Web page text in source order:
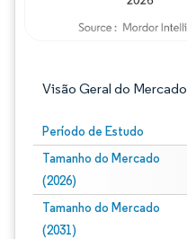
Visão Geral do Mercado
Período de Estudo
Tamanho do Mercado
(2026)
Tamanho do Mercado
(2031)